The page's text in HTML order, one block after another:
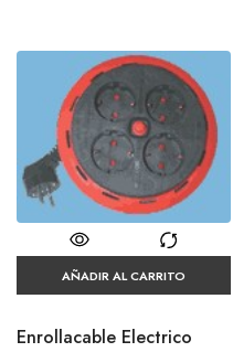
AÑADIR AL CARRITO
Enrollacable Electrico